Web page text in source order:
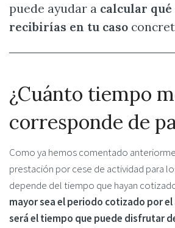
puede ayudar a calcular
recibirías en tu caso
¿Cuánto tiempo
corresponde de
Como ya hemos comentado
prestación por cese de actividad para
depende del tiempo que hayan
mayor sea el periodo cotizado por
será el tiempo que puede disfrutar